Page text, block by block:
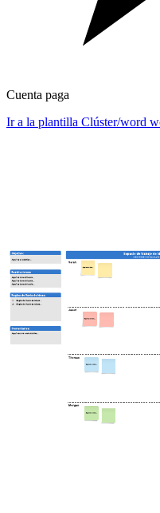
Cuenta paga
Ir a la plantilla Clúster/word